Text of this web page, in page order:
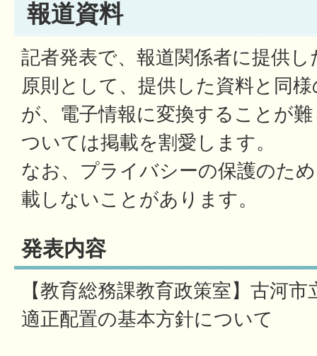
報道資料
記者発表で、報道関係者に提供
原則として、提供した資料と同
が、電子情報に変換することが
ついては掲載を割愛します。
なお、プライバシーの保護のた
載しないことがあります。
発表内容
【教育総務課教育政策室】古河
適正配置の基本方針について